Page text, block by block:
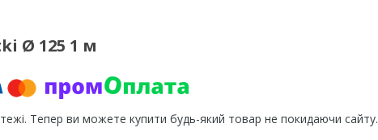
Ø 125 1 м
Тепер ви можете купити будь-який товар не покидаючи сайту.